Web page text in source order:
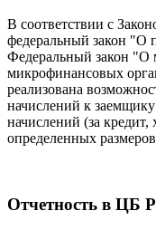
В соответствии с
федеральный закон "О
Федеральный закон "О
микрофинансовых
реализована
начислений к
начислений (за кредит,
определенных
Отчетность в ЦБ